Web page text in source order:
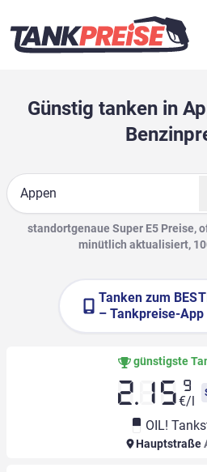
Günstig tanken in
Suche
standortgenaue Super E5 Preise,
minütlich aktualisiert,
Tanken zum
– Tankpreise-
günstigste
2.15 9
€/l
OIL!
Hauptstraße